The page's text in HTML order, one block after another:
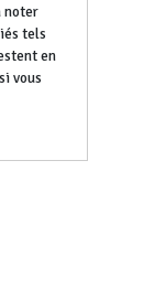
noter
tels
en
vous